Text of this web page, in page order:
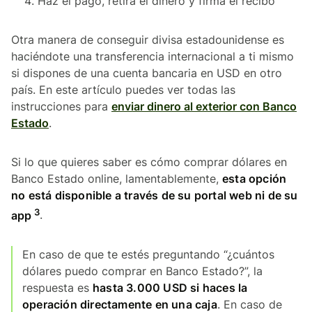
Otra manera de conseguir divisa estadounidense es
haciéndote una transferencia internacional a ti mismo
si dispones de una cuenta bancaria en USD en otro
país. En este artículo puedes ver todas las
instrucciones para enviar dinero al exterior con Banco
Estado.
Si lo que quieres saber es cómo comprar dólares en
Banco Estado online, lamentablemente, esta opción
no está disponible a través de su portal web ni de su
app 3.
En caso de que te estés preguntando “¿cuántos
dólares puedo comprar en Banco Estado?”, la
respuesta es hasta 3.000 USD si haces la
operación directamente en una caja. En caso de